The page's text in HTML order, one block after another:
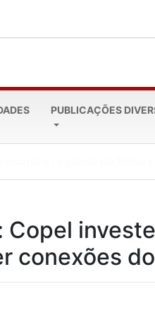
PUBLICAÇÕES
conexões